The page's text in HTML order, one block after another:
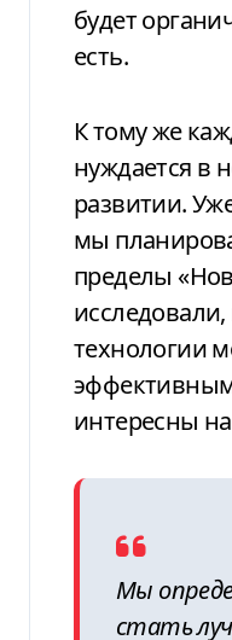
будет
есть.
К тому же
нуждается в
развитии.
мы
пределы
технологии
интересны
Мы
стать